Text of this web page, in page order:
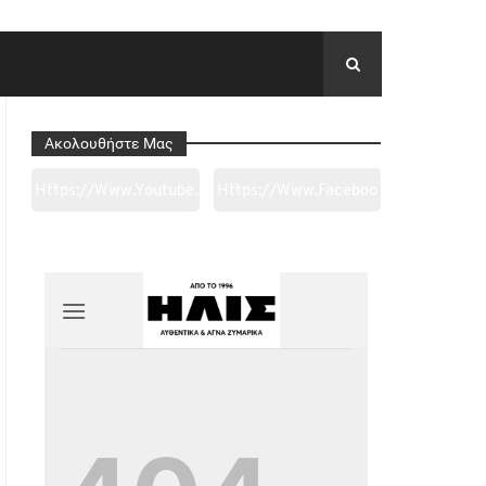
Ακολουθήστε Μας
2ge3sheyTkgpAkeBan
Ref=pages_you_mana